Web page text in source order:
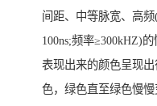
间距、中等脉宽、高频
100ns;频率≥300kHZ)
表现出来的颜色呈现
色，绿色直至绿色慢慢